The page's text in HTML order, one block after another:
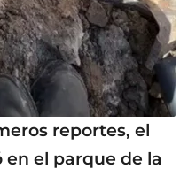
reportes, el
el parque de la